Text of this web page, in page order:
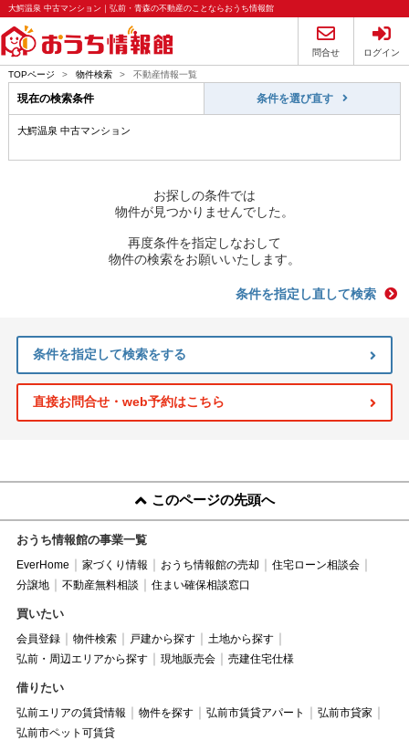
大鰐温泉 中古マンション｜弘前・青森の不動産のことならおうち情報館
問合せ ログイン
TOPページ > 物件検索 > 不動産情報一覧
現在の検索条件 条件を選び直す
大鰐温泉 中古マンション
お探しの条件では
物件が見つかりませんでした。
再度条件を指定しなおして
物件の検索をお願いいたします。
条件を指定し直して検索
条件を指定して検索をする
直接お問合せ・web予約はこちら
このページの先頭へ
おうち情報館の事業一覧
EverHome 家づくり情報 おうち情報館の売却
住宅ローン相談会
分譲地
不動産無料相談 住まい確保相談窓口
買いたい
会員登録 物件検索 戸建から探す
土地から探す
弘前・周辺エリアから探す
現地販売会 売建住宅仕様
借りたい
弘前エリアの賃貸情報 物件を探す 弘前市賃貸アパート
弘前市貸家
弘前市ペット可賃貸